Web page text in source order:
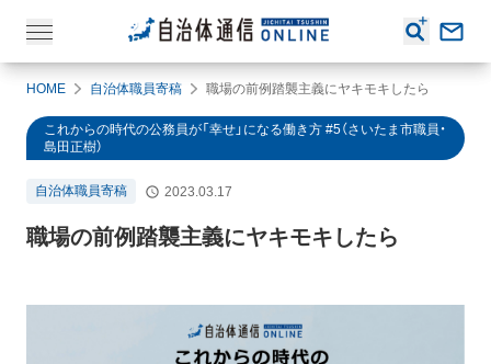
HOME 自治体職員寄稿 職場の前例踏襲主義にヤキモキしたら
これからの時代の公務員が「幸せ」になる働き方 #5（さいたま市職員・
島田正樹）
自治体職員寄稿 2023.03.17
職場の前例踏襲主義にヤキモキしたら